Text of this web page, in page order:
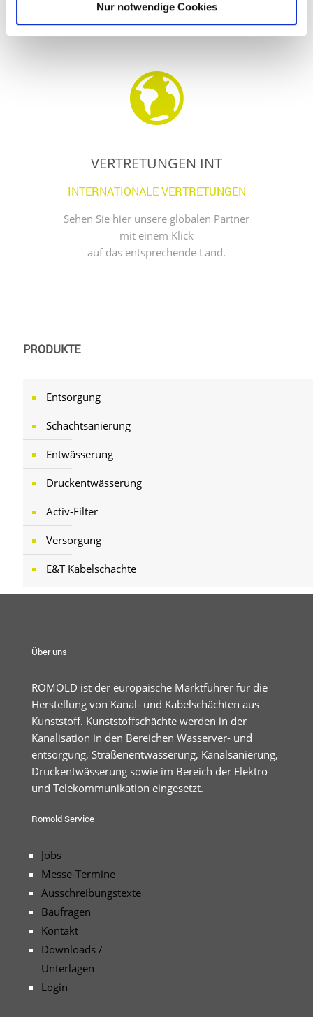
Nur notwendige Cookies
Hier geht es zum Messekalender
VERTRETUNGEN INT
INTERNATIONALE VERTRETUNGEN
Sehen Sie hier unsere globalen Partner
mit einem Klick
auf das entsprechende Land.
PRODUKTE
Entsorgung
Schachtsanierung
Entwässerung
Druckentwässerung
Activ-Filter
Versorgung
E&T Kabelschächte
Über uns
ROMOLD ist der europäische Marktführer für die
Herstellung von Kanal- und Kabelschächten aus
Kunststoff. Kunststoffschächte werden in der
Kanalisation in den Bereichen Wasserver- und
entsorgung, Straßenentwässerung, Kanalsanierung,
Druckentwässerung sowie im Bereich der Elektro
und Telekommunikation eingesetzt.
Romold Service
Jobs
Messe-Termine
Ausschreibungstexte
Baufragen
Kontakt
Downloads /
Unterlagen
Login